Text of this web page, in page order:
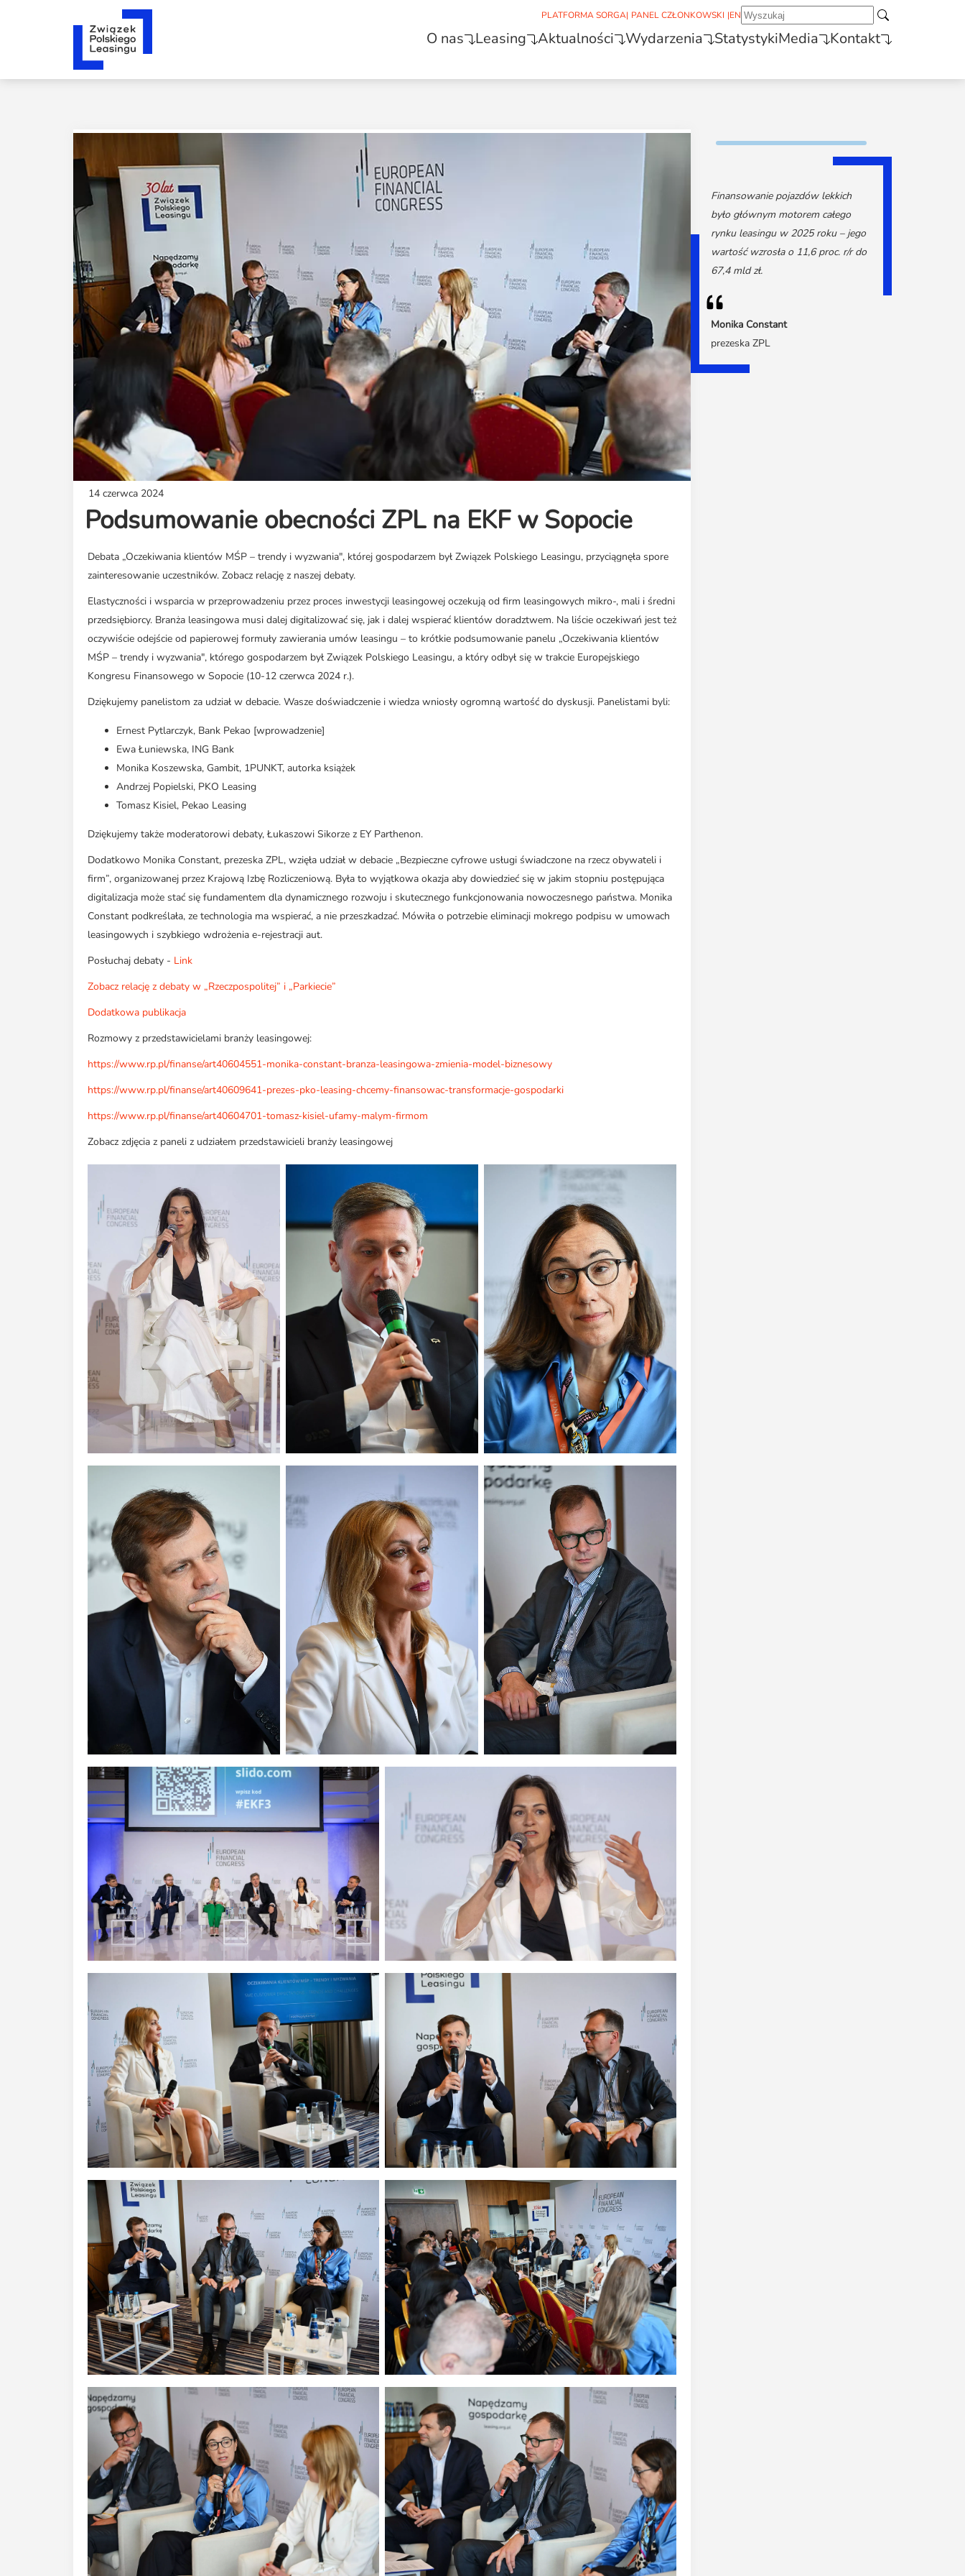
PLATFORMA SORGA| PANEL CZŁONKOWSKI |EN
O nas Leasing Aktualności Wydarzenia StatystykiMedia Kontakt
14 czerwca 2024
Podsumowanie obecności ZPL na EKF w Sopocie
Debata „Oczekiwania klientów MŚP – trendy i wyzwania", której gospodarzem był Związek Polskiego Leasingu, przyciągnęła spore
zainteresowanie uczestników. Zobacz relację z naszej debaty.
Elastyczności i wsparcia w przeprowadzeniu przez proces inwestycji leasingowej oczekują od firm leasingowych mikro-, mali i średni
przedsiębiorcy. Branża leasingowa musi dalej digitalizować się, jak i dalej wspierać klientów doradztwem. Na liście oczekiwań jest też
oczywiście odejście od papierowej formuły zawierania umów leasingu – to krótkie podsumowanie panelu „Oczekiwania klientów
MŚP – trendy i wyzwania", którego gospodarzem był Związek Polskiego Leasingu, a który odbył się w trakcie Europejskiego
Kongresu Finansowego w Sopocie (10-12 czerwca 2024 r.).
Dziękujemy panelistom za udział w debacie. Wasze doświadczenie i wiedza wniosły ogromną wartość do dyskusji. Panelistami byli:
Ernest Pytlarczyk, Bank Pekao [wprowadzenie]
Ewa Łuniewska, ING Bank
Monika Koszewska, Gambit, 1PUNKT, autorka książek
Andrzej Popielski, PKO Leasing
Tomasz Kisiel, Pekao Leasing
Dziękujemy także moderatorowi debaty, Łukaszowi Sikorze z EY Parthenon.
Dodatkowo Monika Constant, prezeska ZPL, wzięła udział w debacie „Bezpieczne cyfrowe usługi świadczone na rzecz obywateli i
firm”, organizowanej przez Krajową Izbę Rozliczeniową. Była to wyjątkowa okazja aby dowiedzieć się w jakim stopniu postępująca
digitalizacja może stać się fundamentem dla dynamicznego rozwoju i skutecznego funkcjonowania nowoczesnego państwa. Monika
Constant podkreślała, ze technologia ma wspierać, a nie przeszkadzać. Mówiła o potrzebie eliminacji mokrego podpisu w umowach
leasingowych i szybkiego wdrożenia e-rejestracji aut.
Posłuchaj debaty - Link
Zobacz relację z debaty w „Rzeczpospolitej” i „Parkiecie”
Dodatkowa publikacja
Rozmowy z przedstawicielami branży leasingowej:
https://www.rp.pl/finanse/art40604551-monika-constant-branza-leasingowa-zmienia-model-biznesowy
https://www.rp.pl/finanse/art40609641-prezes-pko-leasing-chcemy-finansowac-transformacje-gospodarki
https://www.rp.pl/finanse/art40604701-tomasz-kisiel-ufamy-malym-firmom
Zobacz zdjęcia z paneli z udziałem przedstawicieli branży leasingowej
Finansowanie pojazdów lekkich
było głównym motorem całego
rynku leasingu w 2025 roku – jego
wartość wzrosła o 11,6 proc. r/r do
67,4 mld zł.
Monika Constant
prezeska ZPL